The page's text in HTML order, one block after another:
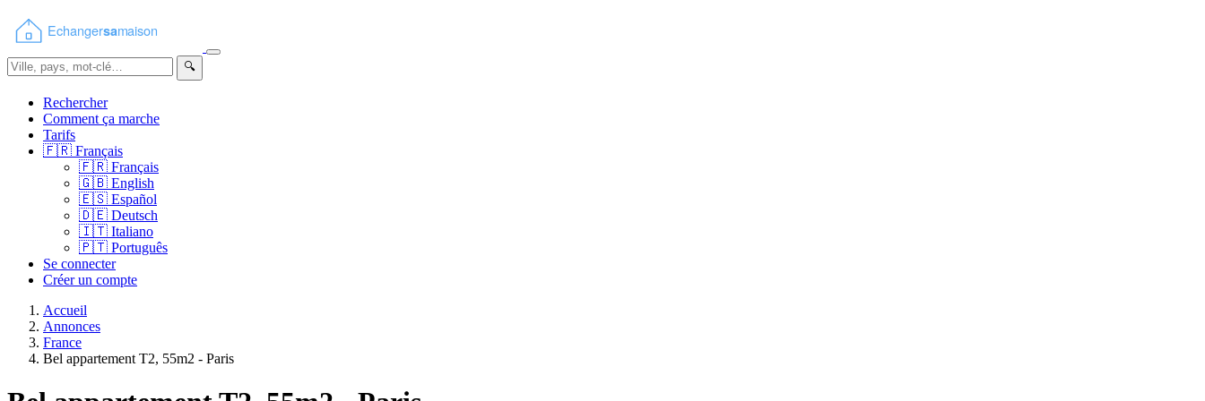
🔍
Rechercher
Comment ça marche
Tarifs
🇫🇷 Français
🇫🇷 Français
🇬🇧 English
🇪🇸 Español
🇩🇪 Deutsch
🇮🇹 Italiano
🇵🇹 Português
Se connecter
Créer un compte
Accueil
Annonces
France
Bel appartement T2, 55m2 - Paris